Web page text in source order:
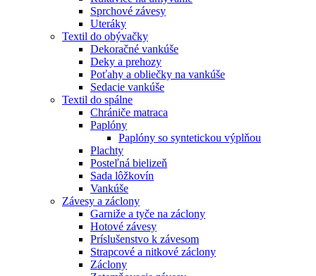
Sprchové závesy
Uteráky
Textil do obývačky
Dekoračné vankúše
Deky a prehozy
Poťahy a obliečky na vankúše
Sedacie vankúše
Textil do spálne
Chrániče matraca
Paplóny
Paplóny so syntetickou výplňou
Plachty
Posteľná bielizeň
Sada lôžkovín
Vankúše
Závesy a záclony
Garniže a tyče na záclony
Hotové závesy
Príslušenstvo k závesom
Strapcové a nitkové záclony
Záclony